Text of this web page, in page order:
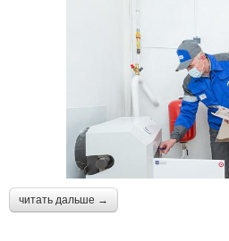
читать дальше →